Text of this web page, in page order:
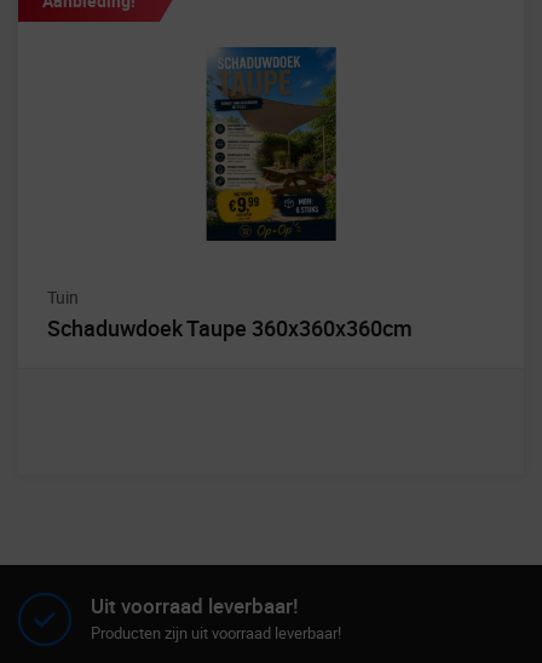
Tuin
Schaduwdoek Taupe 360x360x360cm
Uit voorraad leverbaar!
Producten zijn uit voorraad leverbaar!